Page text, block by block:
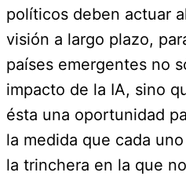
políticos deben actuar
visión a largo plazo,
países emergentes no
impacto de la IA, sino
ésta una oportunidad
la medida que cada
la trinchera en la que